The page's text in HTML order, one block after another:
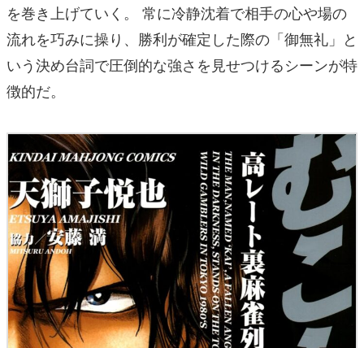
を巻き上げていく。 常に冷静沈着で相手の心や場の
流れを巧みに操り、勝利が確定した際の「御無礼」と
いう決め台詞で圧倒的な強さを見せつけるシーンが特
徴的だ。